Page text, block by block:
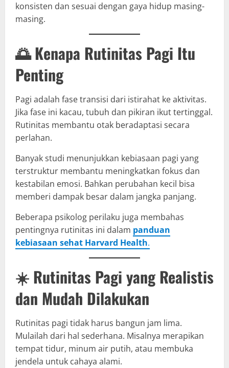
konsisten dan sesuai dengan gaya hidup masing-
masing.
🌅 Kenapa Rutinitas Pagi Itu
Penting
Pagi adalah fase transisi dari istirahat ke aktivitas.
Jika fase ini kacau, tubuh dan pikiran ikut tertinggal.
Rutinitas membantu otak beradaptasi secara
perlahan.
Banyak studi menunjukkan kebiasaan pagi yang
terstruktur membantu meningkatkan fokus dan
kestabilan emosi. Bahkan perubahan kecil bisa
memberi dampak besar dalam jangka panjang.
Beberapa psikolog perilaku juga membahas
pentingnya rutinitas ini dalam panduan
kebiasaan sehat Harvard Health.
☀️ Rutinitas Pagi yang Realistis
dan Mudah Dilakukan
Rutinitas pagi tidak harus bangun jam lima.
Mulailah dari hal sederhana. Misalnya merapikan
tempat tidur, minum air putih, atau membuka
jendela untuk cahaya alami.